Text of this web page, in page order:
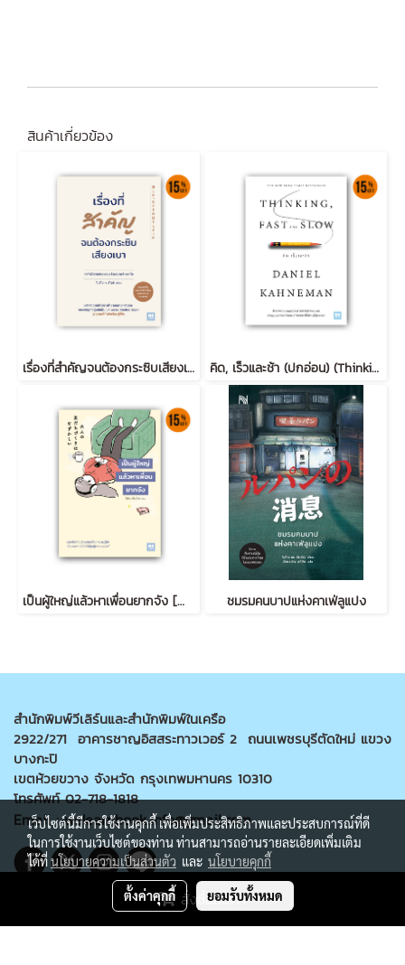
สั่งซื้อสินค้า
สินค้าเกี่ยวข้อง
เรื่องที่สำคัญจนต้องกระซิบเสียงเบา (苦しかったときの話をしようか) คิด, เร็วและช้า (ปกอ่อน) (Thinking, Fast and Slow)
เป็นผู้ใหญ่แล้วหาเพื่อนยากจัง [大人の友だちづくりはむずかしい] ชมรมคนบาปแห่งคาเฟ่ลูแปง
สำนักพิมพ์วีเลิร์นและสำนักพิมพ์ในเครือ
2922/271 อาคารชาญอิสสระทาวเวอร์ 2 ถนนเพชรบุรีตัดใหม่ แขวง
บางกะปิ
เขตห้วยขวาง จังหวัด กรุงเทพมหานคร 10310
โทรศัพท์ 02-718-1818
Email : welearnbook.info@gmail.com
เว็บไซต์นี้มีการใช้งานคุกกี้ เพื่อเพิ่มประสิทธิภาพและประสบการณ์ที่ดี
ในการใช้งานเว็บไซต์ของท่าน ท่านสามารถอ่านรายละเอียดเพิ่มเติม
ได้ที่นโยบายความเป็นส่วนตัว และ นโยบายคุกกี้
ตั้งค่าคุกกี้ ยอมรับทั้งหมด